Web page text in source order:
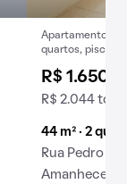
Apartamento
quartos, piscina
R$ 1.650
R$ 2.044 total
44 m² · 2
Rua Pedro
Amanhecer ·